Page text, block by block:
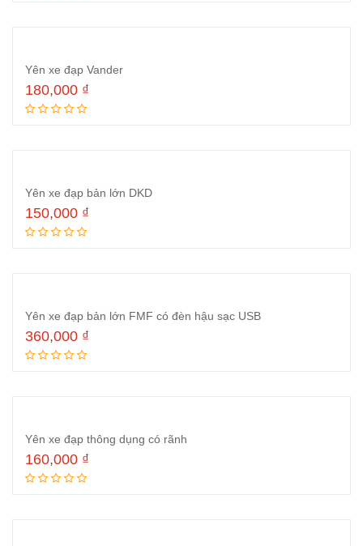
Yên xe đạp Vander
180,000 ₫
Yên xe đạp bản lớn DKD
150,000 ₫
Yên xe đạp bản lớn FMF có đèn hậu sạc USB
360,000 ₫
Yên xe đạp thông dụng có rãnh
160,000 ₫